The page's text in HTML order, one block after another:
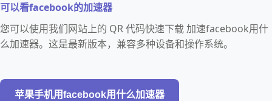
可以看facebook的加速器
您可以使用我们网站上的 QR 代码快速下载 加速facebook用什
么加速器。这是最新版本，兼容多种设备和操作系统。
苹果手机用facebook用什么加速器